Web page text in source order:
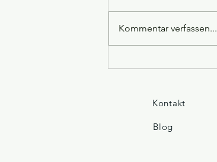
sichern!
Kommentar verfassen...
Kontakt
Blog